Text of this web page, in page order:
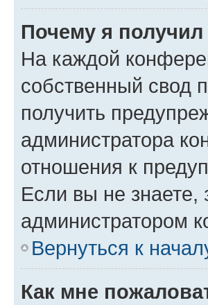
Почему я
На каждой
собственный свод
получить
администратора
отношения к
Если вы не знаете,
администратором
Вернуться к
Как мне